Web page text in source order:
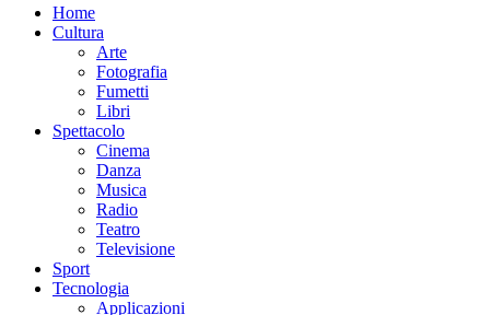
Home
Cultura
Arte
Fotografia
Fumetti
Libri
Spettacolo
Cinema
Danza
Musica
Radio
Teatro
Televisione
Sport
Tecnologia
Applicazioni